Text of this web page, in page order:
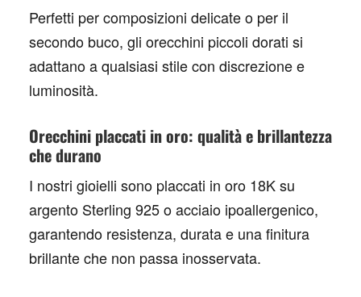
Perfetti per composizioni delicate o per il
secondo buco, gli orecchini piccoli dorati si
adattano a qualsiasi stile con discrezione e
luminosità.
Orecchini placcati in oro: qualità e brillantezza
che durano
I nostri gioielli sono placcati in oro 18Ksu
argento Sterling 925 o acciaio ipoallergenico,
garantendo resistenza, durata e una finitura
brillante che non passa inosservata.